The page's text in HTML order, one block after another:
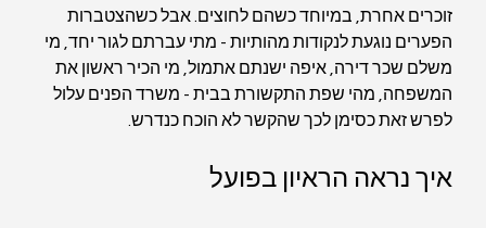
זוכרים אחרת, במיוחד כשהם לחוצים. אבל כשהצטברות
הפערים נוגעת לנקודות מהותיות - מתי עברתם לגור יחד, מי
משלם שכר דירה, איפה ישנתם אתמול, מי הכיר ראשון את
המשפחה, מהי שפת התקשורת בבית - משרד הפנים עלול
לפרש זאת כסימן לכך שהקשר לא הוכח כנדרש.
איך נראה הראיון בפועל